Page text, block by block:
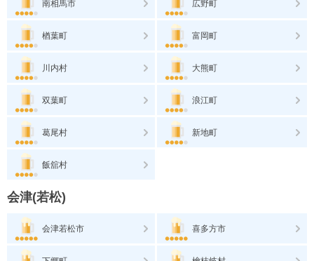
南相馬市 広野町
楢葉町 富岡町
川内村 大熊町
双葉町 浪江町
葛尾村 新地町
飯舘村
会津(若松)
会津若松市 喜多方市